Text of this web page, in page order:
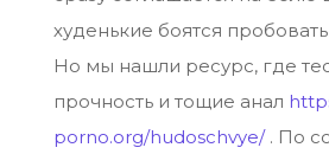
худенькие боятся
Но мы нашли ресурс, где
прочность и тощие анал
porno.org/hudoschvye/. По